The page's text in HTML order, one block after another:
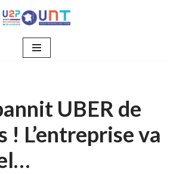
UBER de
! L’entreprise va